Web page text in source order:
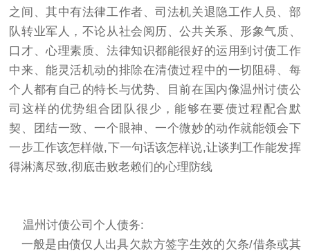
之间、其中有法律工作者、司法机关退隐工作人员、部
队转业军人，不论从社会阅历、公共关系、形象气质、
口才、心理素质、法律知识都能很好的运用到讨债工作
中来、能灵活机动的排除在清债过程中的一切阻碍、每
个人都有自己的特长与优势、目前在国内像温州讨债公
司这样的优势组合团队很少，能够在要债过程配合默
契、团结一致、一个眼神、一个微妙的动作就能领会下
一步工作该怎样做,下一句话该怎样说,让谈判工作能发挥
得淋漓尽致,彻底击败老赖们的心理防线
温州讨债公司个人债务:
一般是由债仅人出具欠款方签字生效的欠条/借条或其